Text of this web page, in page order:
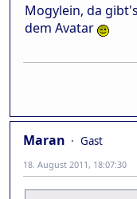
Mogylein, da
dem Avatar
Maran
Gast
18. August 2011, 18:07:30